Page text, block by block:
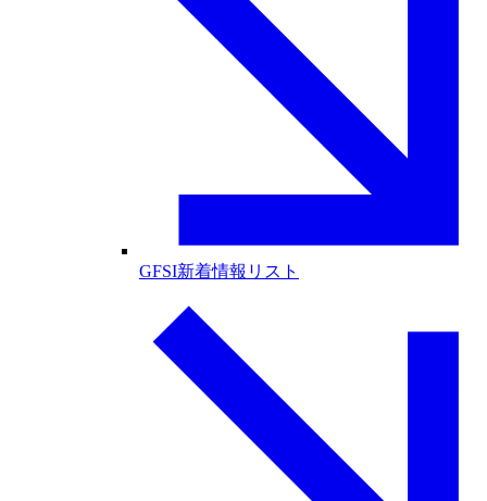
GFSI新着情報リスト